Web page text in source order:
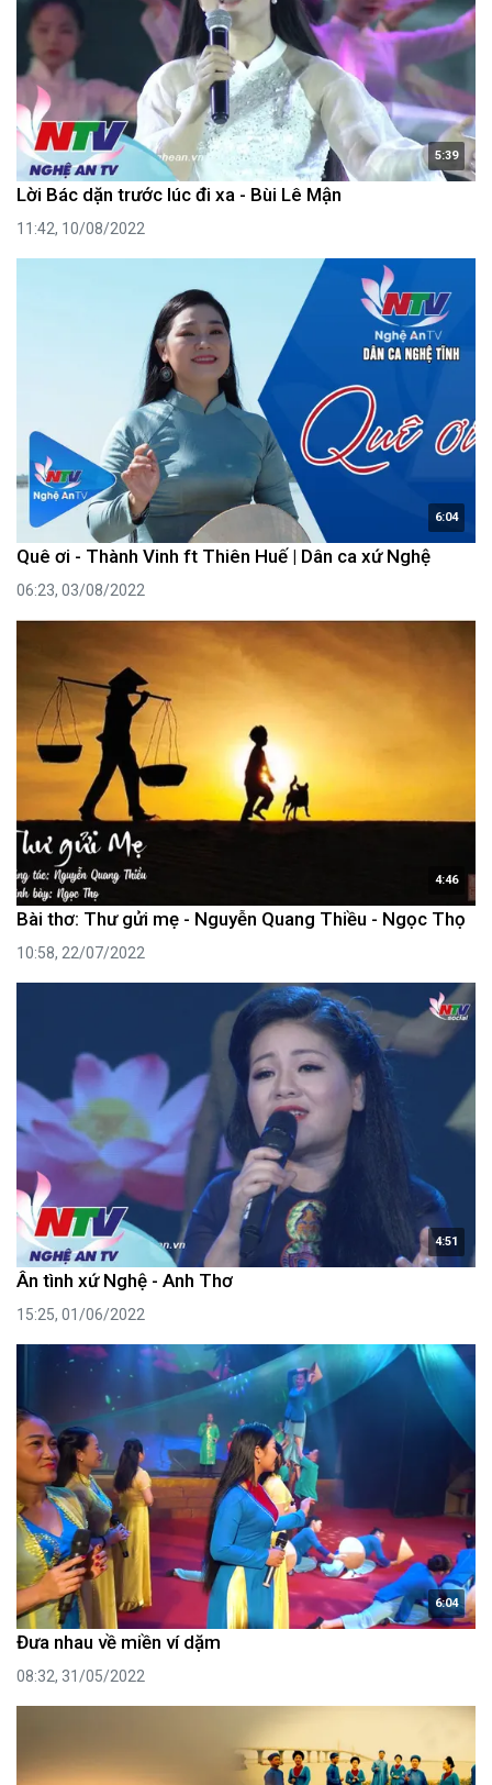
5:39
Lời Bác dặn trước lúc đi xa - Bùi Lê Mận
11:42, 10/08/2022
6:04
Quê ơi - Thành Vinh ft Thiên Huế | Dân ca xứ Nghệ
06:23, 03/08/2022
4:46
Bài thơ: Thư gửi mẹ - Nguyễn Quang Thiều - Ngọc Thọ
10:58, 22/07/2022
4:51
Ân tình xứ Nghệ - Anh Thơ
15:25, 01/06/2022
6:04
Đưa nhau về miền ví dặm
08:32, 31/05/2022